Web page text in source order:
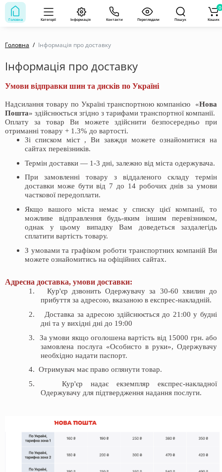
Головна Категорії Інформація Контакти Переглядали Пошук Кошик
0
Головна Інформація про доставку
Інформація про доставку
Умови відправки шин та дисків по Україні
Надсилання товару по Україні транспортною компанією «Нова
Пошта» здійснюється згідно з тарифами транспортної компанії.
Оплату за товар Ви можете здійснити безпосередньо при
отриманні товару + 1.3% до вартості.
Зі списком міст , Ви завжди можете ознайомитися на
сайтах перевізників.
Термін доставки — 1-3 дні, залежно від міста одержувача.
При замовленні товару з віддаленого складу термін
доставки може бути від 7 до 14 робочих днів за умови
часткової передоплати.
Якщо вашого міста немає у списку цієї компанії, то
можливе відправлення будь-яким іншим перевізником,
однак у цьому випадку Вам доведеться заздалегідь
сплатити вартість товару.
З умовами та графіком роботи транспортних компаній Ви
можете ознайомитись на офіційних сайтах.
Адресна доставка, умови доставки:
1.
Кур'єр дзвонить Одержувачу за 30-60 хвилин до
прибуття за адресою, вказаною в експрес-накладній.
2.
Доставка за адресою здійснюється до 21:00 у будні
дні та у вихідні дні до 19:00
3.
За умови якщо оголошена вартість від 15000 грн. або
замовлена послуга «Особисто в руки», Одержувачу
необхідно надати паспорт.
4. Отримувач має право оглянути товар.
5.
Кур'єр надає екземпляр експрес-накладної
Одержувачу для підтвердження надання послуги.